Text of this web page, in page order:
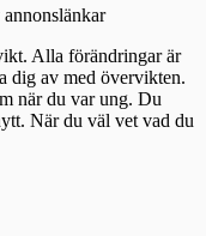
Alla förändringar är
dig av med övervikten.
när du var ung. Du
När du väl vet vad du